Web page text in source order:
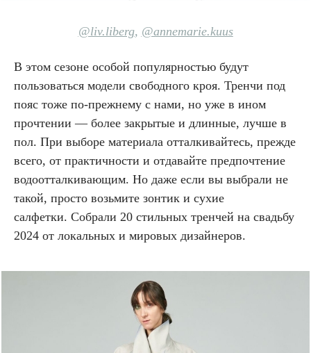
@liv.liberg, @annemarie.kuus
В этом сезоне особой популярностью будут
пользоваться модели свободного кроя. Тренчи под
пояс тоже по-прежнему с нами, но уже в ином
прочтении — более закрытые и длинные, лучше в
пол. При выборе материала отталкивайтесь, прежде
всего, от практичности и отдавайте предпочтение
водоотталкивающим. Но даже если вы выбрали не
такой, просто возьмите зонтик и сухие
салфетки. Собрали 20 стильных тренчей на свадьбу
2024 от локальных и мировых дизайнеров.